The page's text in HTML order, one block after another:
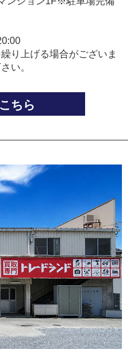
り上げる場合がございま
い。
ちら